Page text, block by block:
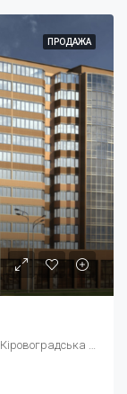
ПРОДАЖА
вулиця Івана Похитонова, 5, Кропивницький, Кіровоградська область, Украина, 25000